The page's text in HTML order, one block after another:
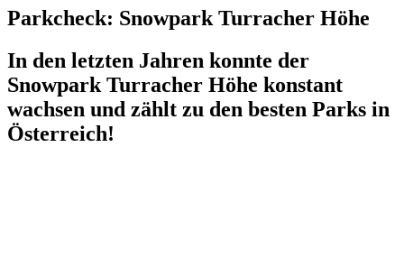
Parkcheck: Snowpark Turracher Höhe
In den letzten Jahren konnte der
Snowpark Turracher Höhe konstant
wachsen und zählt zu den besten Parks in
Österreich!